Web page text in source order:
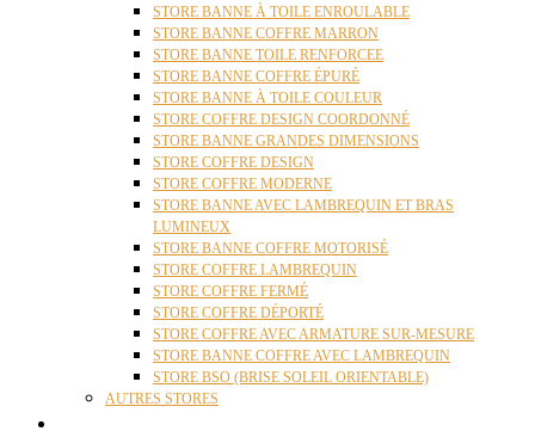
STORE BANNE À TOILE ENROULABLE
STORE BANNE COFFRE MARRON
STORE BANNE TOILE RENFORCEE
STORE BANNE COFFRE ÉPURÉ
STORE BANNE À TOILE COULEUR
STORE COFFRE DESIGN COORDONNÉ
STORE BANNE GRANDES DIMENSIONS
STORE COFFRE DESIGN
STORE COFFRE MODERNE
STORE BANNE AVEC LAMBREQUIN ET BRAS
LUMINEUX
STORE BANNE COFFRE MOTORISÉ
STORE COFFRE LAMBREQUIN
STORE COFFRE FERMÉ
STORE COFFRE DÉPORTÉ
STORE COFFRE AVEC ARMATURE SUR-MESURE
STORE BANNE COFFRE AVEC LAMBREQUIN
STORE BSO (BRISE SOLEIL ORIENTABLE)
AUTRES STORES